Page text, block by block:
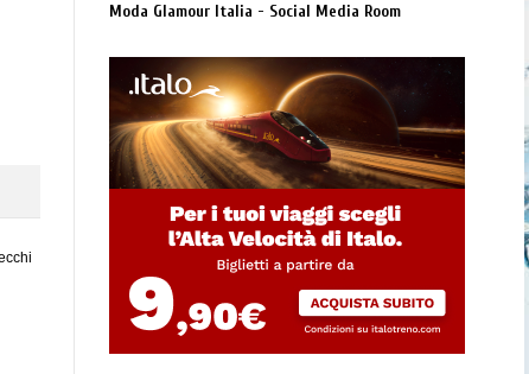
Moda Glamour Italia - Social Media Room